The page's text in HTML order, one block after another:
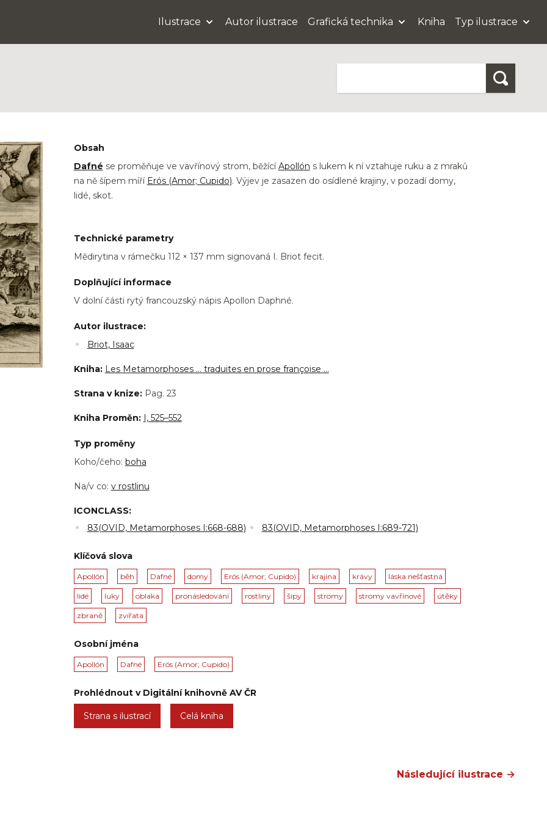
Ilustrace Autor ilustrace Grafická technika Kniha Typ ilustrace
Obsah
Dafné se proměňuje ve vavřínový strom, běžícíApollón s lukem k ní vztahuje ruku a z mraků
na ně šípem míří Erós (Amor; Cupido). Výjev je zasazen do osídlené krajiny, v pozadí domy,
lidé, skot.
Technické parametry
Mědirytina v rámečku 112 × 137 mm signovaná I. Briot fecit.
Doplňující informace
V dolní části rytý francouzský nápis Apollon Daphné.
Autor ilustrace:
Briot, Isaac
Kniha: Les Metamorphoses … traduites en prose françoise …
Strana v knize:Pag. 23
Kniha Proměn: I, 525–552
Typ proměny
Koho/čeho: boha
Na/v co: v rostlinu
ICONCLASS:
83(OVID, Metamorphoses I:668-688)
83(OVID, Metamorphoses I:689-721)
Klíčová slova
Apollón běh Dafné domy Erós (Amor; Cupido) krajina krávy láska nešťastná
lidé luky oblaka pronásledování rostliny šípy stromy stromy vavřínové útěky
zbraně zvířata
Osobní jména
Apollón Dafné Erós (Amor; Cupido)
Prohlédnout v Digitální knihovně AV ČR
Strana s ilustrací Celá kniha
Následující ilustrace →